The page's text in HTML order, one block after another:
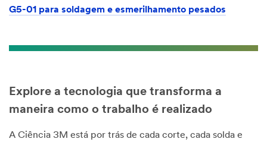
G5-01 para soldagem e esmerilhamento pesados
Explore a tecnologia que transforma a
maneira como o trabalho é realizado
A Ciência 3M está por trás de cada corte, cada solda e